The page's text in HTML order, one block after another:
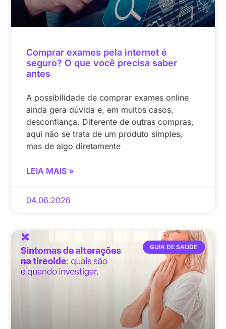
Comprar exames pela internet é
seguro? O que você precisa saber
antes
A possibilidade de comprar exames online
ainda gera dúvida e, em muitos casos,
desconfiança. Diferente de outras compras,
aqui não se trata de um produto simples,
mas de algo diretamente
LEIA MAIS »
04.06.2026
GUIA DE SAÚDE